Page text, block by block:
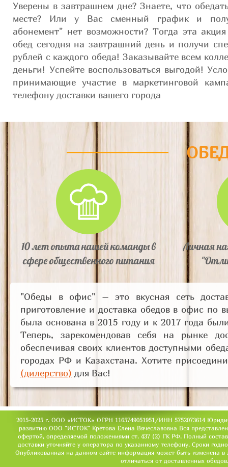
Уверены в завтрашнем дне? Знаете, что
месте? Или у Вас сменный график и
абонемент" нет возможности? Тогда эта
обед сегодня на завтрашний день и получи
рублей с каждого обеда! Заказывайте всем
деньги! Успейте воспользоваться выгодой!
принимающие участие в маркетинговой
телефону доставки вашего города
10 лет опыта нашей команды в
сфере общественного питания
Личная
"Обеды в офис" – это вкусная сеть
приготовление и доставка обедов в офис
была основана в 2015 году и к 2017 года
Теперь, зарекомендовав себя на рынке
обеспечивая своих клиентов доступными
городах РФ и Казахстана. Хотите
(дилерство) для Вас!
2015-2025 г. ООО «ИСТОК» ОГРН 1165749051951/ИНН 5752073614
развитию ООО "ИСТОК" Кретова Елена Вячеславовна Вся
офертой, определяемой положениями ст. 437 (2) ГК РФ. Полный
доставки уточняйте у оператора по указанному телефону. Сроки
Опубликованная на данном сайте информация может быть изменена
отличаться от доставленных